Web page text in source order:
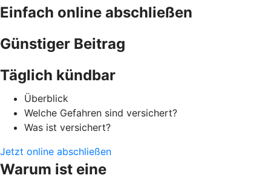
Einfach online abschließen
Günstiger Beitrag
Täglich kündbar
Überblick
Welche Gefahren sind versichert?
Was ist versichert?
Jetzt online abschließen
Warum ist eine